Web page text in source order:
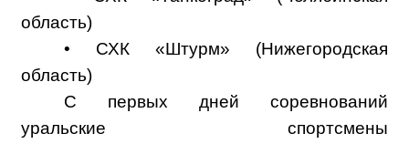
область)
• СХК «Штурм» (Нижегородская
область)
С первых дней соревнований
уральские спортсмены